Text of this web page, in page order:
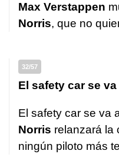
Max Verstappen
Norris, que no
32/57
El safety car se
El safety car se va
Norris relanzará la
ningún piloto más